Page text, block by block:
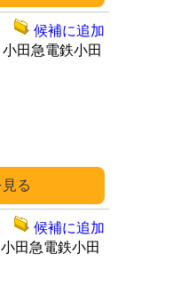
小田急電鉄小田
候補に追加
小田急電鉄小田
候補に追加